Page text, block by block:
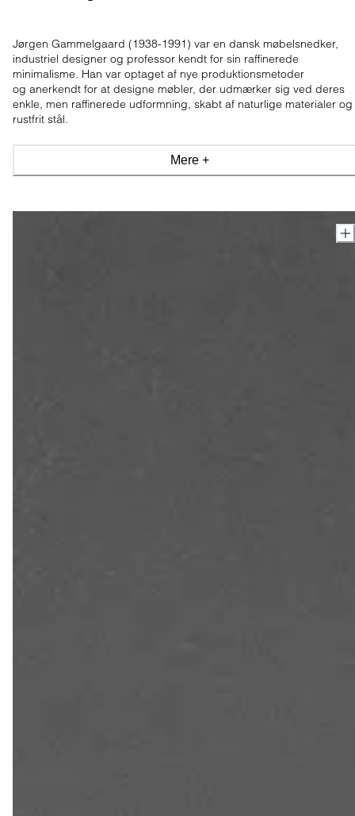
Jørgen Gammelgaard (1938-1991) var en dansk møbelsnedker,
industriel designer og professor kendt for sin raffinerede
minimalisme. Han var optaget af nye produktionsmetoder
og anerkendt for at designe møbler, der udmærker sig ved deres
enkle, men raffinerede udformning, skabt af naturlige materialer og
rustfrit stål.
Gammelgaard blev oprindeligt uddannet møbelsnedker hos den
Kongelige Akademis møbelskole under Poul Kjærholm.
Gammelgaard arbejdede i slutning af 1960'erne i tegnestuerne hos
Mere +